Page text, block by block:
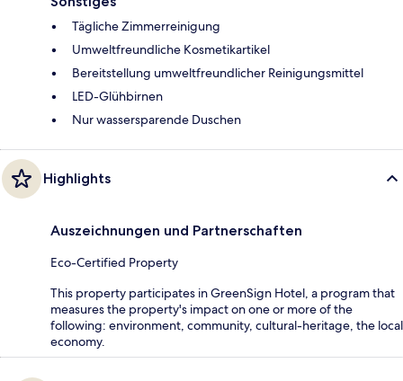
Tägliche Zimmerreinigung
Umweltfreundliche Kosmetikartikel
Bereitstellung umweltfreundlicher Reinigungsmittel
LED-Glühbirnen
Nur wassersparende Duschen
Highlights
Auszeichnungen und Partnerschaften
Eco-Certified Property
This property participates in GreenSign Hotel, a program that
measures the property's impact on one or more of the
following: environment, community, cultural-heritage, the local
economy.